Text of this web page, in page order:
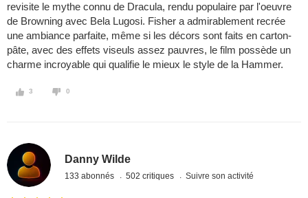
revisite le mythe connu de Dracula, rendu populaire par l'oeuvre
de Browning avec Bela Lugosi. Fisher a admirablement recrée
une ambiance parfaite, même si les décors sont faits en carton-
pâte, avec des effets viseuls assez pauvres, le film possède un
charme incroyable qui qualifie le mieux le style de la Hammer.
3 0
Danny Wilde
133 abonnés 502 critiques Suivre son activité